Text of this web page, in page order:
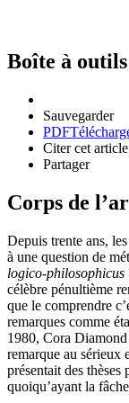
Boîte à outils
Sauvegarder
PDF
Citer cet article
Partager
Corps de
Depuis trente ans,
à une question de
logico-philosophicus
célèbre pénultième
que le comprendre
remarques comme
1980, Cora
remarque au sérieux
présentait des
quoiqu’ayant la